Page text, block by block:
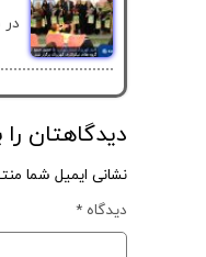
در
دیدگاهتان
نشانی ایمیل شما
دیدگاه *